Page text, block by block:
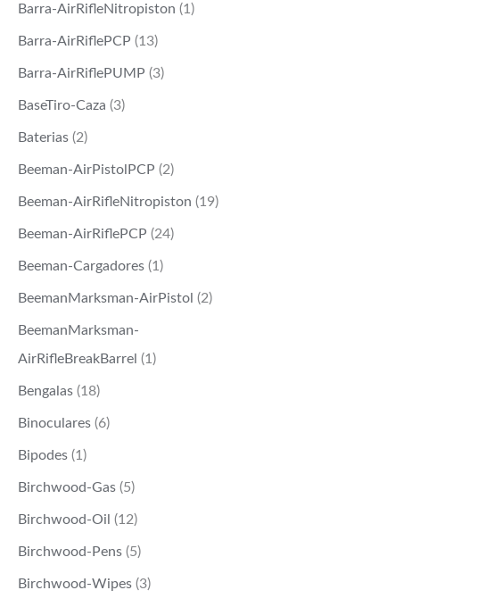
Barra-AirRifleNitropiston (1)
Barra-AirRiflePCP (13)
Barra-AirRiflePUMP (3)
BaseTiro-Caza (3)
Baterias (2)
Beeman-AirPistolPCP (2)
Beeman-AirRifleNitropiston (19)
Beeman-AirRiflePCP (24)
Beeman-Cargadores (1)
BeemanMarksman-AirPistol (2)
BeemanMarksman-
AirRifleBreakBarrel (1)
Bengalas (18)
Binoculares (6)
Bipodes (1)
Birchwood-Gas (5)
Birchwood-Oil (12)
Birchwood-Pens (5)
Birchwood-Wipes (3)